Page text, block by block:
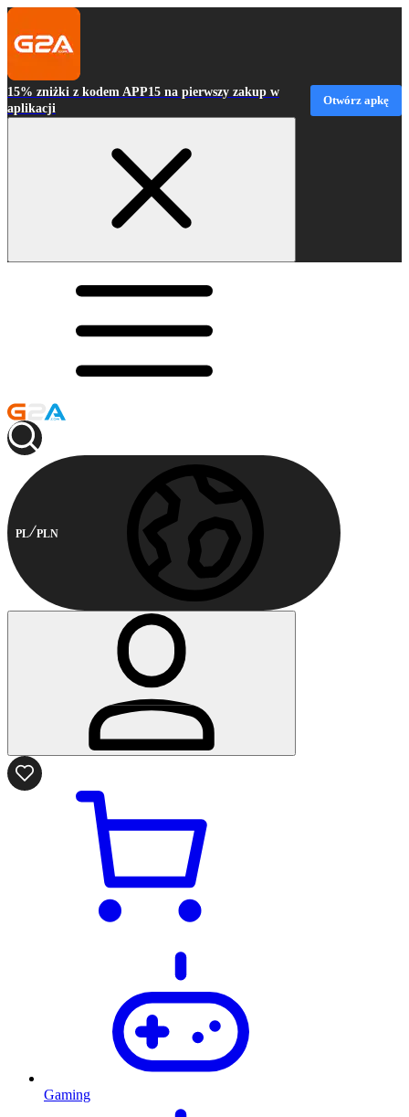
15% zniżki z kodem APP15 na pierwszy zakup w
aplikacji
Otwórz apkę
PL PLN
Gaming